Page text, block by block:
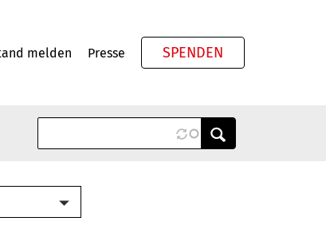
melden Presse SPENDEN